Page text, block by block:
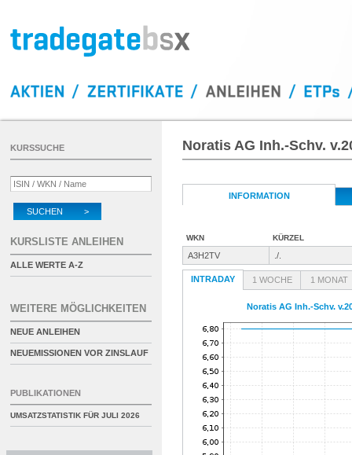
Noratis AG Inh.-Schv.
INFORMATION
WKN KÜRZEL
A3H2TV ./.
INTRADAY 1 WOCHE 1 MONAT
Noratis AG Inh.-Schv.
KURSSUCHE
SUCHEN >
KURSLISTE ANLEIHEN
ALLE WERTE A-Z
WEITERE MÖGLICHKEITEN
NEUE ANLEIHEN
NEUEMISSIONEN VOR ZINSLAUF
PUBLIKATIONEN
UMSATZSTATISTIK FÜR JULI 2026